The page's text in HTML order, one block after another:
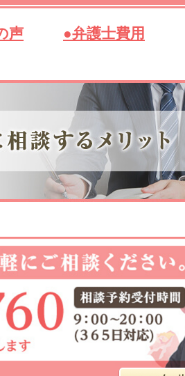
声 ●弁護士費用